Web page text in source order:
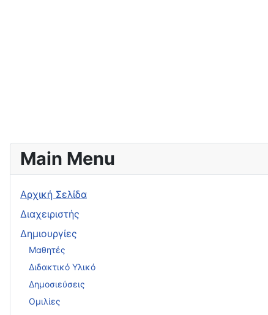
Main Menu
Αρχική Σελίδα
Διαχειριστής
Δημιουργίες
Μαθητές
Διδακτικό Υλικό
Δημοσιεύσεις
Ομιλίες